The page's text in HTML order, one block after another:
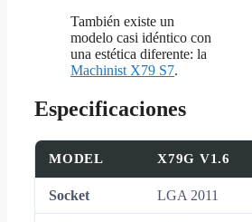
También existe un
modelo casi idéntico con
una estética diferente: la
Machinist X79 S7.
Especificaciones
MODEL X79G V1.6
Socket LGA 2011